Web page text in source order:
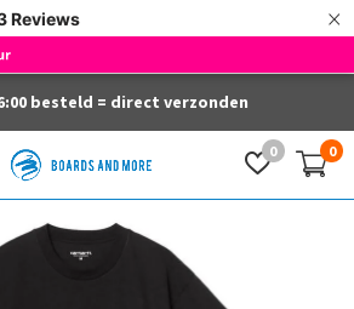
Reviews ×
0 0
besteld = direct verzonden